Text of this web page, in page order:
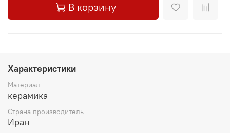
В корзину
Характеристики
Материал
керамика
Страна производитель
Иран